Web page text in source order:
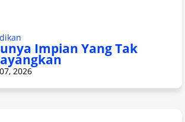
Impian Yang Tak
2026